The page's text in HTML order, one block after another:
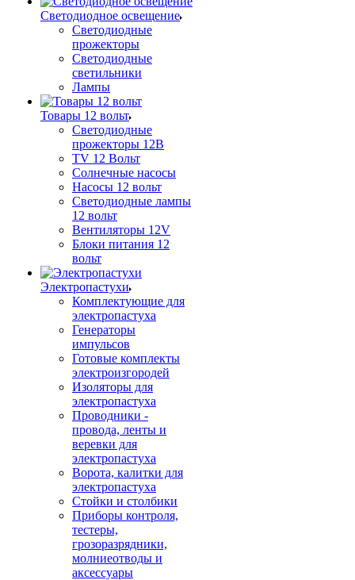
Светодиодное освещение
Светодиодные
прожекторы
Светодиодные
светильники
Лампы
Товары 12 вольт
Светодиодные
прожекторы 12В
TV 12 Вольт
Солнечные насосы
Насосы 12 вольт
Светодиодные лампы
12 вольт
Вентиляторы 12V
Блоки питания 12
вольт
Электропастухи
Комплектующие для
электропастуха
Генераторы
импульсов
Готовые комплекты
электроизгородей
Изоляторы для
электропастуха
Проводники -
провода, ленты и
веревки для
электропастуха
Ворота, калитки для
электропастуха
Стойки и столбики
Приборы контроля,
тестеры,
грозоразрядники,
молниеотводы и
аксессуары